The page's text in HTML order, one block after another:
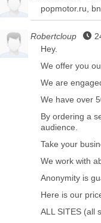
popmotor.ru,
Robertcloup
Hey.
We offer you
We are
We have over
By ordering a
audience.
Take your
We work with
Anonymity is
Here is our
ALL SITES (all